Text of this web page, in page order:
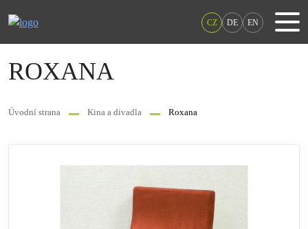
CZ DE EN
ROXANA
Úvodní strana Kina a divadla Roxana